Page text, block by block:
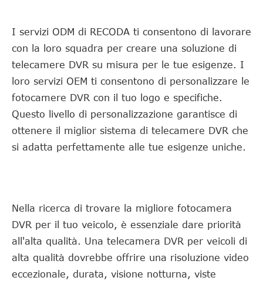
I servizi ODM di RECODA ti consentono di lavorare
con la loro squadra per creare una soluzione di
telecamere DVR su misura per le tue esigenze. I
loro servizi OEM ti consentono di personalizzare le
fotocamere DVR con il tuo logo e specifiche.
Questo livello di personalizzazione garantisce di
ottenere il miglior sistema di telecamere DVR che
si adatta perfettamente alle tue esigenze uniche.
Nella ricerca di trovare la migliore fotocamera
DVR per il tuo veicolo, è essenziale dare priorità
all'alta qualità. Una telecamera DVR per veicoli di
alta qualità dovrebbe offrire una risoluzione video
eccezionale, durata, visione notturna, viste